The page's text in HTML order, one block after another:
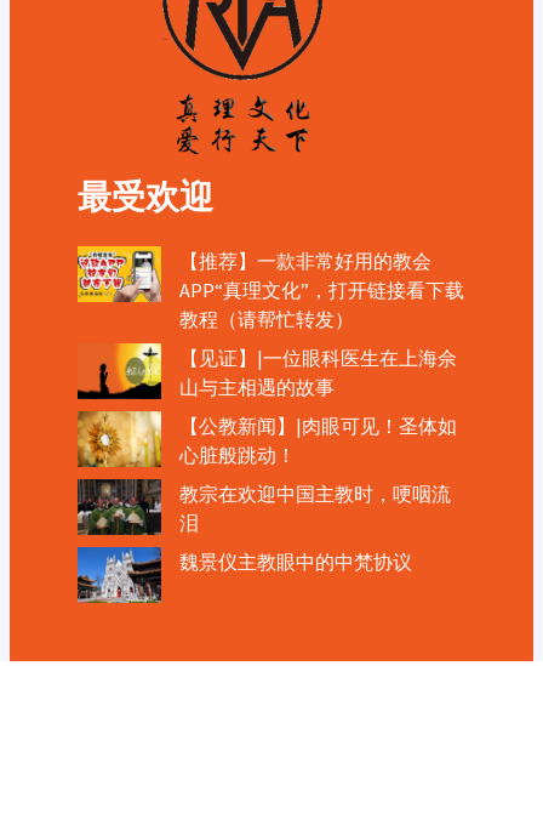
最受欢迎
【推荐】一款非常好用的教会
APP“真理文化”，打开链接看下载
教程（请帮忙转发）
【见证】|一位眼科医生在上海佘
山与主相遇的故事
【公教新闻】|肉眼可见！圣体如
心脏般跳动！
教宗在欢迎中国主教时，哽咽流
泪
魏景仪主教眼中的中梵协议